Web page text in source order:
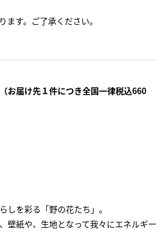
ます。ご了承ください。
お届け先１件につき全国一律税込660
しを彩る「野の花たち」。
壁紙や、生地となって我々にエネルギー